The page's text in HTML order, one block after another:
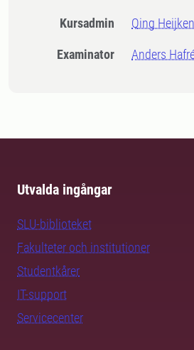
Kursadmin Qing
Examinator Anders
Utvalda ingångar
SLU-biblioteket
Fakulteter och institutioner
Studentkårer
IT-support
Servicecenter